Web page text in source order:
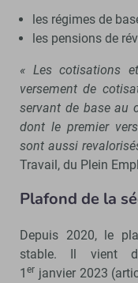
les régimes de
les pensions de
« Les cotisations
versement de
servant de base au
dont le premier
sont aussi
Travail, du Plein
Plafond de la
Depuis 2020, le
stable. Il vient
1 er janvier 2023